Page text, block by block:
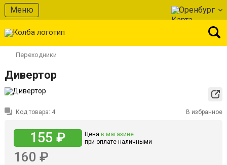
Меню Оренбург
Переходники
Дивертор
Код товара: 4 В избранное
155 ₽ Цена в магазине
при оплате наличными
160 ₽